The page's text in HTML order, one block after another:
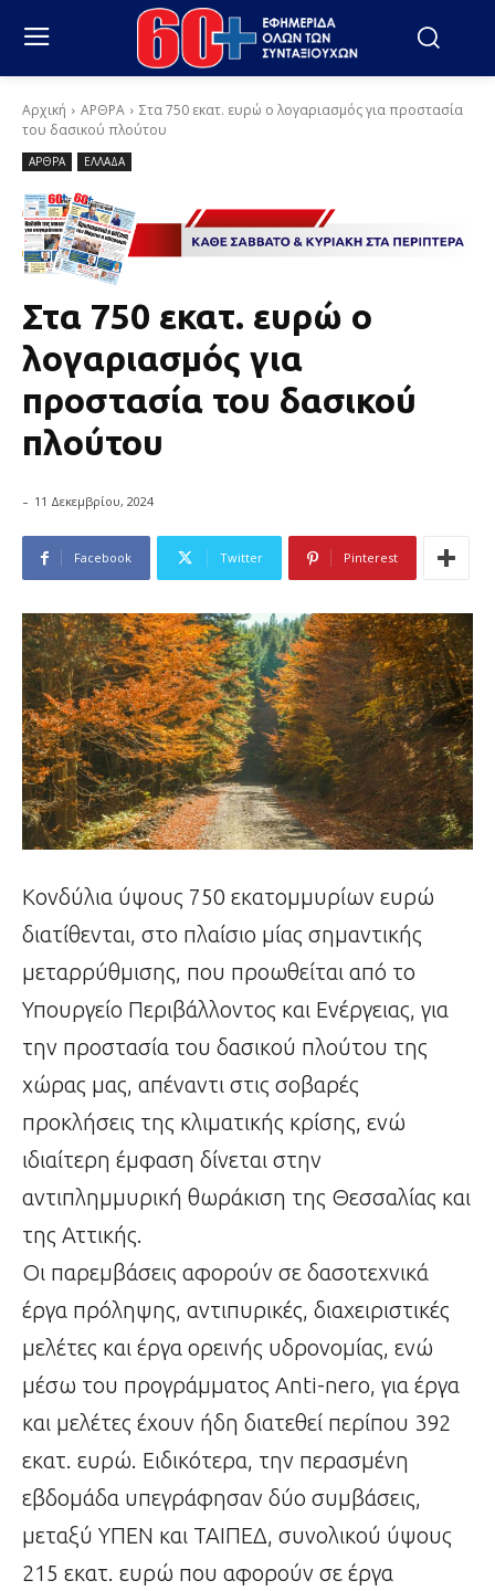
Αρχική ΑΡΘΡΑ
Στα 750 εκατ. ευρώ ο λογαριασμός για προστασία
του δασικού πλούτου
ΑΡΘΡΑ ΕΛΛΑΔΑ
Στα 750 εκατ. ευρώ ο
λογαριασμός για
προστασία του δασικού
πλούτου
- 11 Δεκεμβρίου, 2024
Facebook Twitter Pinterest
Κονδύλια ύψους 750 εκατομμυρίων ευρώ
διατίθενται, στο πλαίσιο μίας σημαντικής
μεταρρύθμισης, που προωθείται από το
Υπουργείο Περιβάλλοντος και Ενέργειας, για
την προστασία του δασικού πλούτου της
χώρας μας, απέναντι στις σοβαρές
προκλήσεις της κλιματικής κρίσης, ενώ
ιδιαίτερη έμφαση δίνεται στην
αντιπλημμυρική θωράκιση της Θεσσαλίας και
της Αττικής.
Οι παρεμβάσεις αφορούν σε δασοτεχνικά
έργα πρόληψης, αντιπυρικές, διαχειριστικές
μελέτες και έργα ορεινής υδρονομίας, ενώ
μέσω του προγράμματος Anti-nero, για έργα
και μελέτες έχουν ήδη διατεθεί περίπου 392
εκατ. ευρώ. Ειδικότερα, την περασμένη
εβδομάδα υπεγράφησαν δύο συμβάσεις,
μεταξύ ΥΠΕΝ και ΤΑΙΠΕΔ, συνολικού ύψους
215 εκατ. ευρώ που αφορούν σε έργα